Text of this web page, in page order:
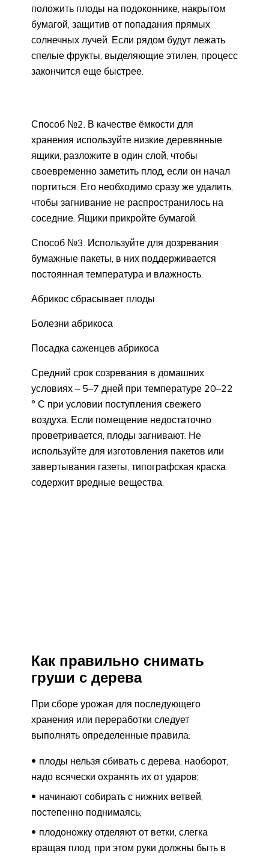
положить плоды на подоконнике, накрытом
бумагой, защитив от попадания прямых
солнечных лучей. Если рядом будут лежать
спелые фрукты, выделяющие этилен, процесс
закончится еще быстрее.
Способ №2. В качестве ёмкости для
хранения используйте низкие деревянные
ящики, разложите в один слой, чтобы
своевременно заметить плод, если он начал
портиться. Его необходимо сразу же удалить,
чтобы загнивание не распространилось на
соседние. Ящики прикройте бумагой.
Способ №3. Используйте для дозревания
бумажные пакеты, в них поддерживается
постоянная температура и влажность.
Абрикос сбрасывает плоды
Болезни абрикоса
Посадка саженцев абрикоса
Средний срок созревания в домашних
условиях – 5–7 дней при температуре 20–22
° С при условии поступления свежего
воздуха. Если помещение недостаточно
проветривается, плоды загнивают. Не
используйте для изготовления пакетов или
завертывания газеты, типографская краска
содержит вредные вещества.
Как правильно снимать
груши с дерева
При сборе урожая для последующего
хранения или переработки следует
выполнять определенные правила:
плоды нельзя сбивать с дерева, наоборот,
надо всячески охранять их от ударов;
начинают собирать с нижних ветвей,
постепенно поднимаясь;
плодоножку отделяют от ветки, слегка
вращая плод, при этом руки должны быть в